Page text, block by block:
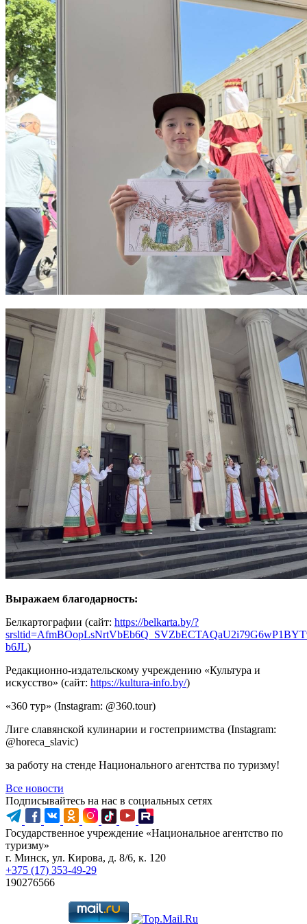
Выражаем благодарность:
Белкартографии (сайт: https://belkarta.by/?
b6JL)
Редакционно-издательскому учреждению «Культура и
искусство» (сайт: https://kultura-info.by/)
«360 тур» (Instagram: @360.tour)
Лиге славянской кулинарии и гостеприимства (Instagram:
@horeca_slavic)
за работу на стенде Национального агентства по туризму!
Все новости
Подписывайтесь на нас в социальных сетях
Государственное учреждение «Национальное агентство по
туризму»
г. Минск, ул. Кирова, д. 8/6, к. 120
+375 (17) 353-49-29
190276566